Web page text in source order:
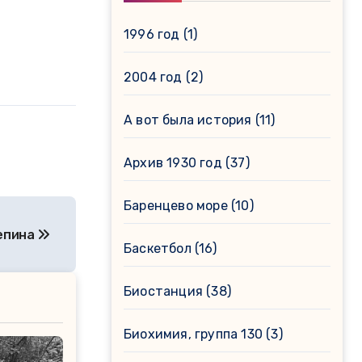
1996 год (1)
2004 год (2)
А вот была история (11)
Архив 1930 год (37)
Баренцево море(10)
Баскетбол (16)
Биостанция (38)
Биохимия, группа 130 (3)